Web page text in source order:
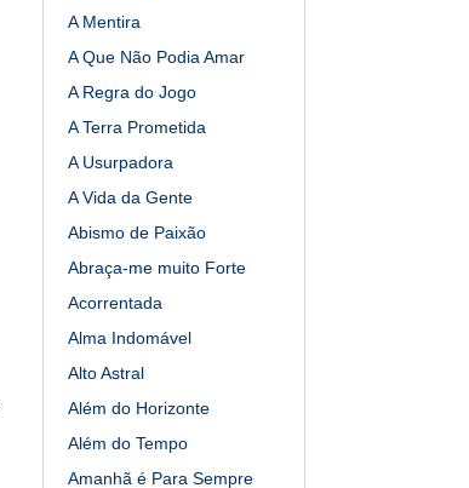
A Mentira
A Que Não Podia Amar
A Regra do Jogo
A Terra Prometida
A Usurpadora
A Vida da Gente
Abismo de Paixão
Abraça-me muito Forte
Acorrentada
Alma Indomável
Alto Astral
Além do Horizonte
Além do Tempo
Amanhã é Para Sempre